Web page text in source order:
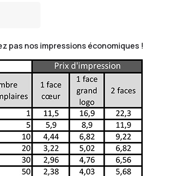
pas nos impressions économiques !